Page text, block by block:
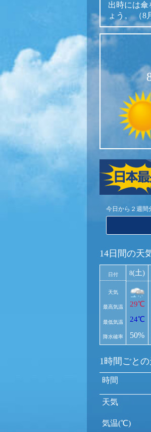
出時には傘
ょう。（8
今日から２週間
14日間の天
日付
天気
最高気温
最低気温
降水確率
8(土)
29℃
24℃
50%
1時間ごと
時間
天気
気温(℃)